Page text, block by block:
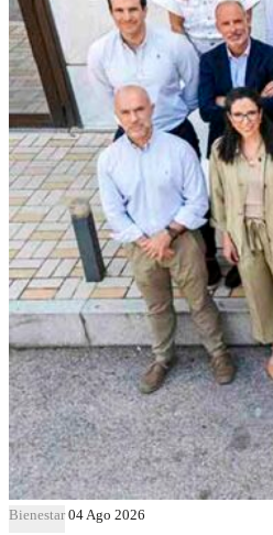
Bienestar 04 Ago 2026